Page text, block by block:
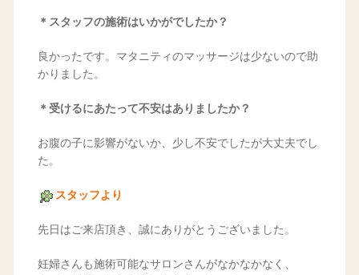
＊スタッフの施術はいかがでしたか？
良かったです。マタニティのマッサージは少ないので助
かりました。
＊受けるにあたって不安はありましたか？
お腹の子に影響がないか、少し不安でしたが大丈夫でし
た。
スタッフより
先日はご来店頂き、誠にありがとうございました。
妊婦さんも施術可能なサロンさんがなかなかなく、